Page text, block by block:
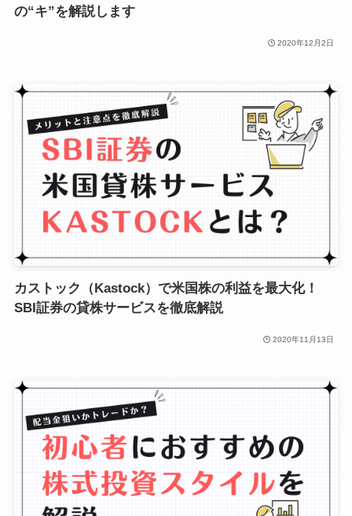
の“キ”を解説します
2020年12月2日
カストック（Kastock）で米国株の利益を最大化！
SBI証券の貸株サービスを徹底解説
2020年11月13日